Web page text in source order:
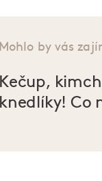
Mohlo by vás
Kečup,
knedlíky! Co